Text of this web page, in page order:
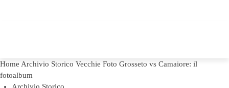
Home Archivio Storico Vecchie Foto Grosseto vs Camaiore: il
fotoalbum
Archivio Storico